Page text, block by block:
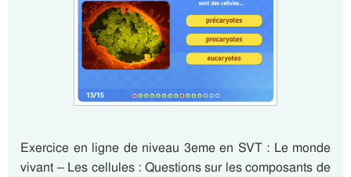
Exercice en ligne de niveau 3eme en SVT : Le monde
vivant – Les cellules : Questions sur les composants de